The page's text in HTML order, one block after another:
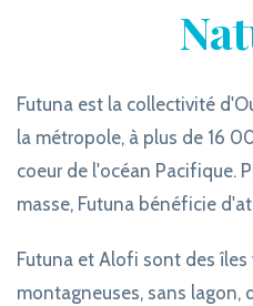
Futuna est la collectivité
la métropole, à plus de 16
coeur de l'océan Pacifique.
masse, Futuna bénéficie
Futuna et Alofi sont des îles
montagneuses, sans lagon,